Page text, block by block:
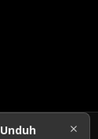
Unduh